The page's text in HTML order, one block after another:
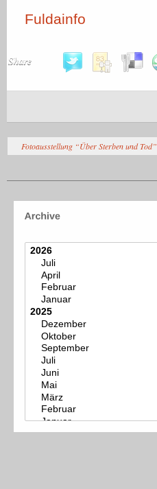
Fuldainfo
Share
Fotoausstellung “Über Sterben und Tod”